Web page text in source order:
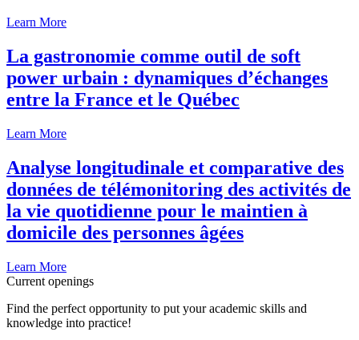
Learn More
La gastronomie comme outil de soft
power urbain : dynamiques d’échanges
entre la France et le Québec
Learn More
Analyse longitudinale et comparative des
données de télémonitoring des activités de
la vie quotidienne pour le maintien à
domicile des personnes âgées
Learn More
Current openings
Find the perfect opportunity to put your academic skills and
knowledge into practice!